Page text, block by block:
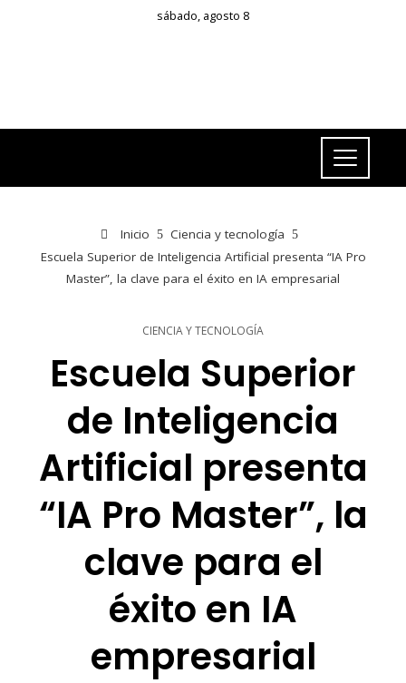
sábado, agosto 8
Inicio
Ciencia y tecnología
Escuela Superior de Inteligencia Artificial presenta “IA Pro
Master”, la clave para el éxito en IA empresarial
CIENCIA Y TECNOLOGÍA
Escuela Superior
de Inteligencia
Artificial presenta
“IA Pro Master”, la
clave para el
éxito en IA
empresarial